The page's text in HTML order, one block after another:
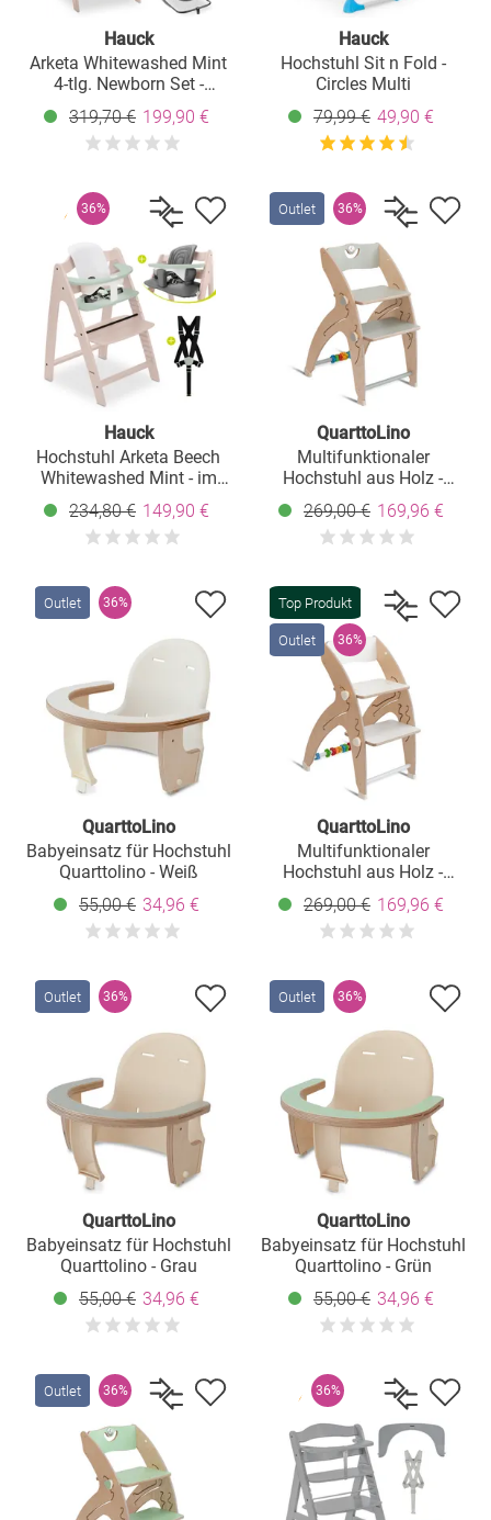
Hauck
Arketa Whitewashed Mint
4-tlg. Newborn Set -
Hochstuhl + 2in1
Babyaufsatz & Wippe +
Sitzkissen - Melange Dark
319,70 € 199,90 €
Hauck
Hochstuhl Sit n Fold -
Circles Multi
79,99 € 49,90 €
36%
Hauck
Hochstuhl Arketa Beech
Whitewashed Mint - im
Sparset inkl. Baby Seat
und Sitzpolster - Dark Grey
234,80 € 149,90 €
Outlet 36%
QuarttoLino
Multifunktionaler
Hochstuhl aus Holz -
Hochstuhl, Schaukel,
Treppe, Lerntower &
Babywippe in einem bis
269,00 € 169,96 €
Outlet 36%
QuarttoLino
Babyeinsatz für Hochstuhl
Quarttolino - Weiß
55,00 € 34,96 €
Top Produkt
Outlet 36%
QuarttoLino
Multifunktionaler
Hochstuhl aus Holz -
Hochstuhl, Schaukel,
Treppe, Lerntower &
Babywippe in einem bis
269,00 € 169,96 €
Outlet 36%
QuarttoLino
Babyeinsatz für Hochstuhl
Quarttolino - Grau
55,00 € 34,96 €
Outlet 36%
QuarttoLino
Babyeinsatz für Hochstuhl
Quarttolino - Grün
55,00 € 34,96 €
Outlet 36% 36%